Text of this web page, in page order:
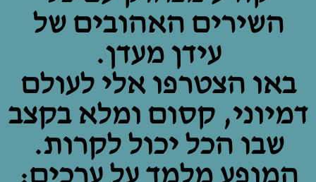
השירים האהובים של
עידן מעדן.
באו הצטרפו אלי לעולם
דמיוני, קסום ומלא בקצב
שבו הכל יכול לקרות.
המופע מלמד על ערכים: